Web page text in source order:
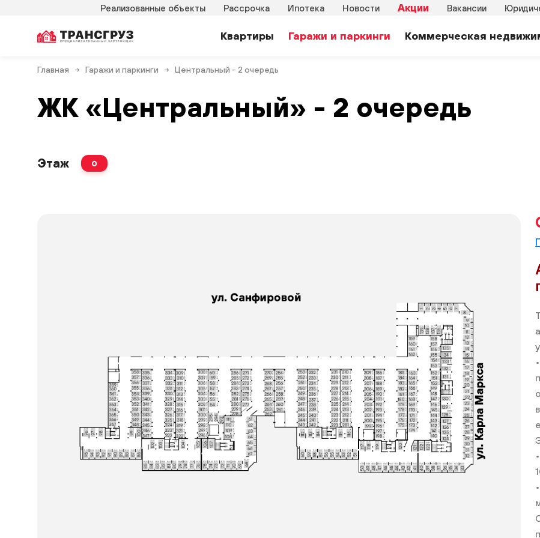
Реализованные объекты Рассрочка Ипотека Новости Акции Вакансии
Квартиры Гаражи и паркинги Коммерческая
Главная Гаражи и паркинги Центральный - 2 очередь
ЖК «Центральный» - 2 очередь
Этаж 0